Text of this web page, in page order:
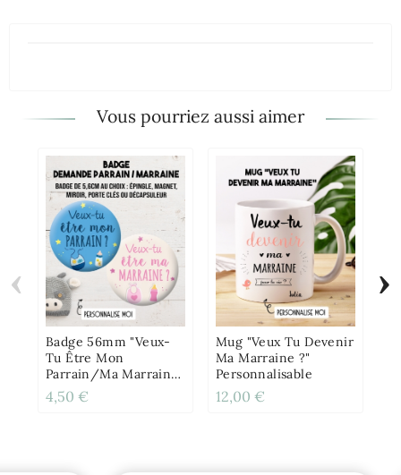
Vous pourriez aussi aimer
Badge 56mm "Veux-
Tu Être Mon
Parrain/ma Marraine
?" Rose Ou Bleu
4,50 €
Mug "Veux Tu Devenir
Ma Marraine ?"
Personnalisable
12,00 €
‹ ›